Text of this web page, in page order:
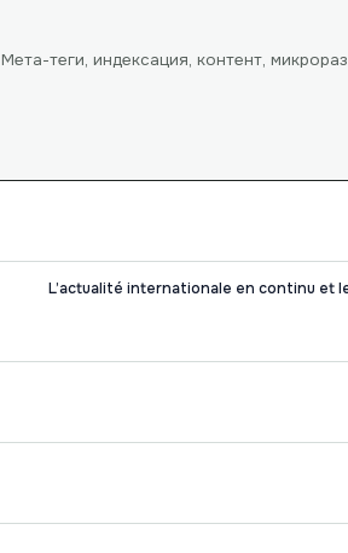
Мета-теги, индексация, контент,
L’actualité internationale en continu et